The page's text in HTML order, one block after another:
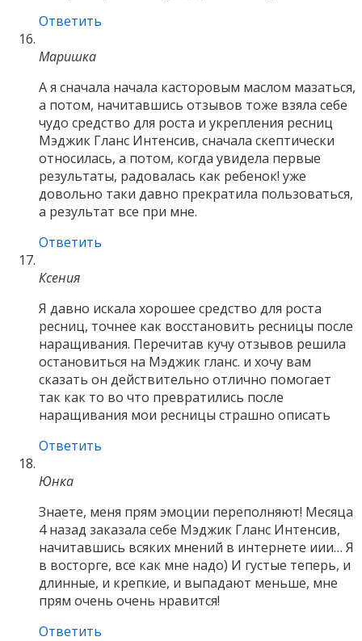
Ответить
Маришка
А я сначала начала касторовым маслом мазаться,
а потом, начитавшись отзывов тоже взяла себе
чудо средство для роста и укрепления ресниц
Мэджик Гланс Интенсив, сначала скептически
относилась, а потом, когда увидела первые
результаты, радовалась как ребенок! уже
довольно таки давно прекратила пользоваться,
а результат все при мне.
Ответить
Ксения
Я давно искала хорошее средство для роста
ресниц, точнее как восстановить ресницы после
наращивания. Перечитав кучу отзывов решила
остановиться на Мэджик гланс. и хочу вам
сказать он действительно отлично помогает
так как то во что превратились после
наращивания мои ресницы страшно описать
Ответить
Юнка
Знаете, меня прям эмоции переполняют! Месяца
4 назад заказала себе Мэджик Гланс Интенсив,
начитавшись всяких мнений в интернете иии… Я
в восторге, все как мне надо) И густые теперь, и
длинные, и крепкие, и выпадают меньше, мне
прям очень очень нравится!
Ответить